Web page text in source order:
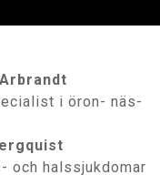
i öron- näs-
och halssjukdomar